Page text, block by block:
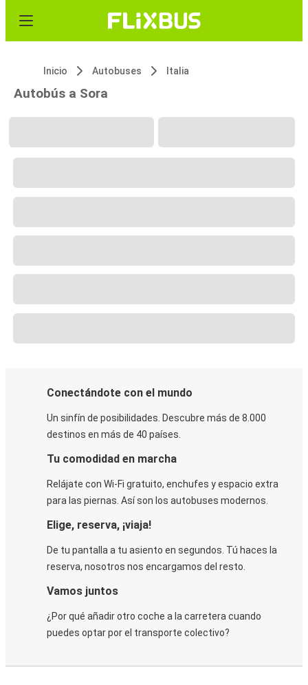
Inicio Autobuses Italia
Autobús a Sora
Conectándote con el mundo
Un sinfín de posibilidades. Descubre más de 8.000
destinos en más de 40 países.
Tu comodidad en marcha
Relájate con Wi-Fi gratuito, enchufes y espacio extra
para las piernas. Así son los autobuses modernos.
Elige, reserva, ¡viaja!
De tu pantalla a tu asiento en segundos. Tú haces la
reserva, nosotros nos encargamos del resto.
Vamos juntos
¿Por qué añadir otro coche a la carretera cuando
puedes optar por el transporte colectivo?